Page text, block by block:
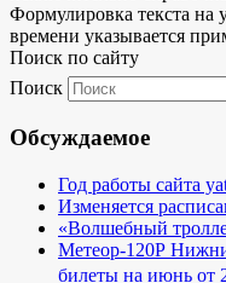
Формулировка текста на
времени указывается
Поиск по сайту
Поиск
Обсуждаемое
Год работы сайта
Изменяется
«Волшебный
Метеор-120Р
билеты на июнь от